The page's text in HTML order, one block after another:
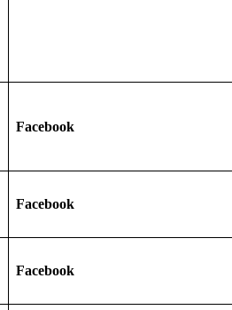
Facebook
Facebook
Facebook